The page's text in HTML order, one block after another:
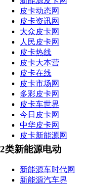
皮卡动态网
皮卡资讯网
大众皮卡网
人民皮卡网
皮卡热线
皮卡大本营
皮卡在线
皮卡市场网
多彩皮卡网
皮卡车世界
今日皮卡网
中华皮卡网
皮卡新能源网
2类新能源电动
新能源车时代网
新能源汽车界